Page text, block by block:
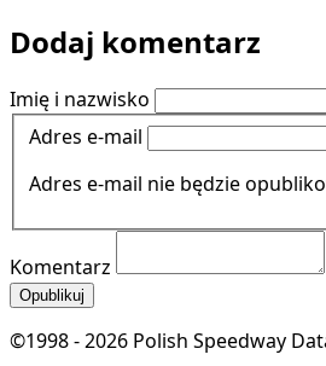
Dodaj komentarz
Imię i nazwisko
Adres e-mail
Adres e-mail nie będzie
Komentarz
Opublikuj
©1998 - 2026 Polish Speedway